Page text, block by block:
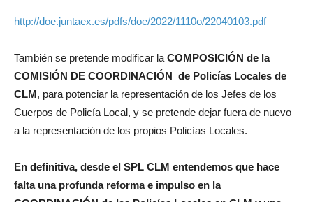
http://doe.juntaex.es/pdfs/doe/2022/1110o/22040103.pdf
También se pretende modificar la COMPOSICIÓN de la
COMISIÓN DE COORDINACIÓN de Policías Locales de
CLM, para potenciar la representación de los Jefes de los
Cuerpos de Policía Local, y se pretende dejar fuera de nuevo
a la representación de los propios Policías Locales.
En definitiva, desde el SPL CLM entendemos que hace
falta una profunda reforma e impulso en la